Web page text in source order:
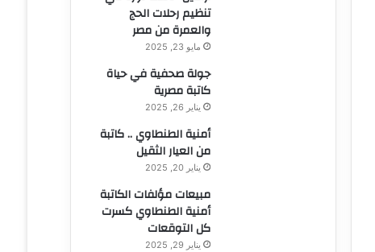
تنظيم رحلات الحج
والعمرة من مصر
مايو 23, 2025
جولة صحفية في حياة
كاتبة مصرية
يناير 26, 2025
أمنية الطنطاوي .. كاتبة
من العيار الثقيل
يناير 20, 2025
مبيعات مؤلفات الكاتبة
أمنية الطنطاوي كسرت
كل التوقعات
يناير 29, 2025